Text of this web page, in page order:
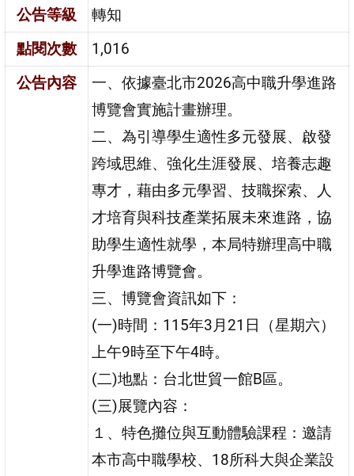
公告等級
轉知
點閱次數
1,016
公告內容
一、依據臺北市2026高中職升學進路
博覽會實施計畫辦理。
二、為引導學生適性多元發展、啟發
跨域思維、強化生涯發展、培養志趣
專才，藉由多元學習、技職探索、人
才培育與科技產業拓展未來進路，協
助學生適性就學，本局特辦理高中職
升學進路博覽會。
三、博覽會資訊如下：
(一)時間：115年3月21日（星期六）
上午9時至下午4時。
(二)地點：台北世貿一館B區。
(三)展覽內容：
１、特色攤位與互動體驗課程：邀請
本市高中職學校、18所科大與企業設